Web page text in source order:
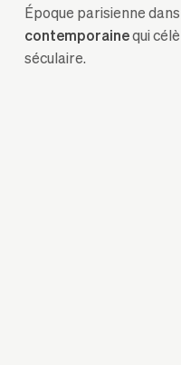
Époque parisienne dans
contemporainequi
séculaire.